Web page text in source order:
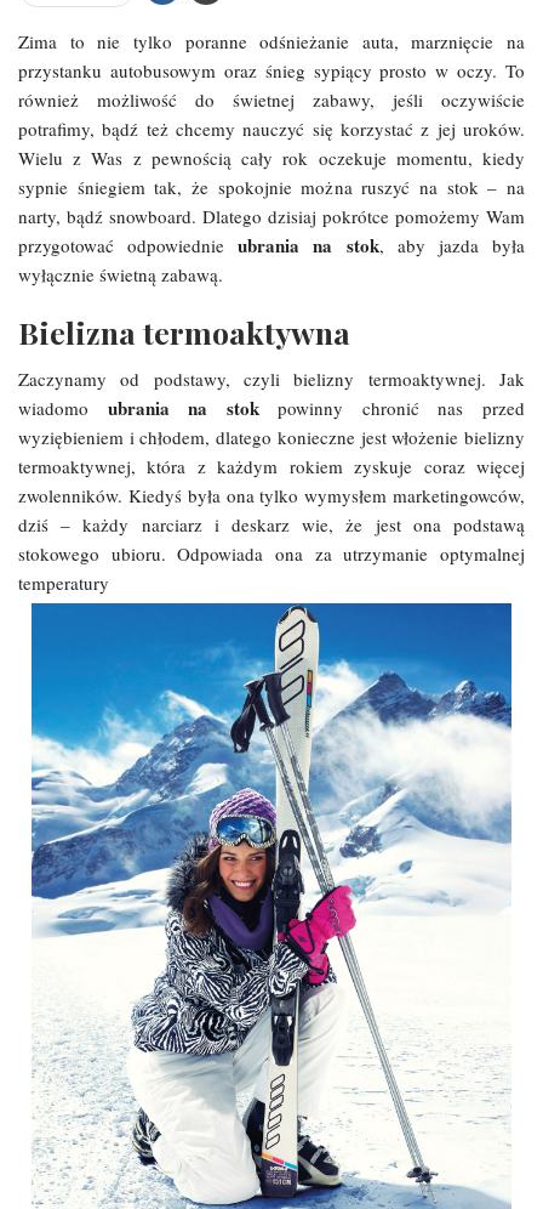
Zima to nie tylko poranne odśnieżanie auta, marznięcie na
przystanku autobusowym oraz śnieg sypiący prosto w oczy. To
również możliwość do świetnej zabawy, jeśli oczywiście
potrafimy, bądź też chcemy nauczyć się korzystać z jej uroków.
Wielu z Was z pewnością cały rok oczekuje momentu, kiedy
sypnie śniegiem tak, że spokojnie można ruszyć na stok – na
narty, bądź snowboard. Dlatego dzisiaj pokrótce pomożemy Wam
przygotować odpowiednieubrania na stok, aby jazda była
wyłącznie świetną zabawą.
Bielizna termoaktywna
Zaczynamy od podstawy, czyli bielizny termoaktywnej. Jak
wiadomo ubrania na stokpowinny chronić nas przed
wyziębieniem i chłodem, dlatego konieczne jest włożenie bielizny
termoaktywnej, która z każdym rokiem zyskuje coraz więcej
zwolenników. Kiedyś była ona tylko wymysłem marketingowców,
dziś – każdy narciarz i deskarz wie, że jest ona podstawą
stokowego ubioru. Odpowiada ona za utrzymanie optymalnej
temperatury